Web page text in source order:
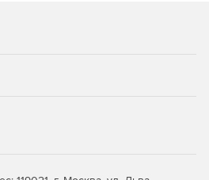
Запись с хроматическим ключом